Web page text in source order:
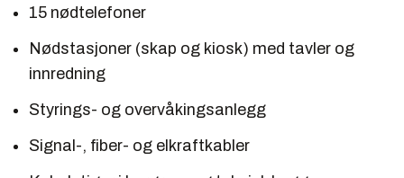
15 nødtelefoner
Nødstasjoner (skap og kiosk) med tavler og
innredning
Styrings- og overvåkingsanlegg
Signal-, fiber- og elkraftkabler